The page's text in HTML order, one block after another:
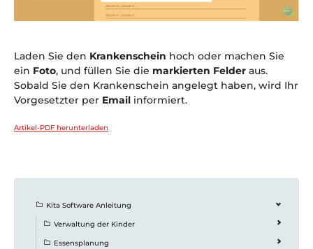
Laden Sie den Krankenschein hoch oder machen Sie
ein Foto, und füllen Sie die markierten Felder aus.
Sobald Sie den Krankenschein angelegt haben, wird Ihr
Vorgesetzter per Email informiert.
Artikel-PDF herunterladen
Kita Software Anleitung
Verwaltung der Kinder
Essensplanung